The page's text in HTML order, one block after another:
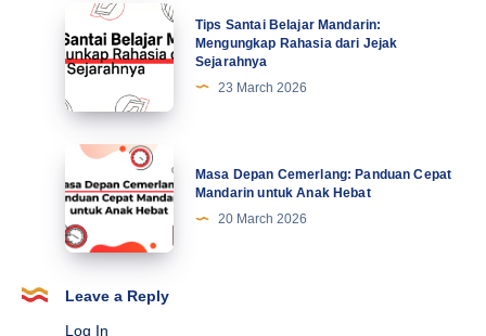
Mahasiswa
Terbaru
Tips
Santai
Belajar
Mandarin:
Mengungkap
Rahasia
dari
Jejak
Sejarahnya
Tips Santai Belajar Mandarin:
Mengungkap Rahasia dari Jejak
Sejarahnya
23 March 2026
Masa
Depan
Cemerlang:
Panduan
Cepat
Mandarin
Masa Depan Cemerlang: Panduan Cepat
Mandarin untuk Anak Hebat
20 March 2026
Leave a Reply
Log In